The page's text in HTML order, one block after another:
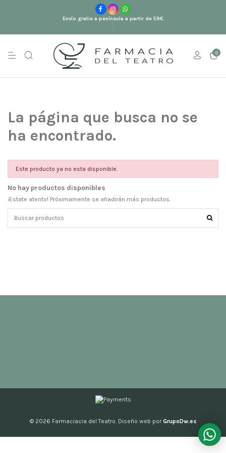
Envío gratis a península a partir de 59€
0
La página que busca no se
ha encontrado.
Este producto ya no esta disponible.
No hay productos disponibles
¡Estate atento! Próximamente se añadirán más productos.
© 2026 Farmaciacia del Teatro. Diseño web porGrupoDw.es